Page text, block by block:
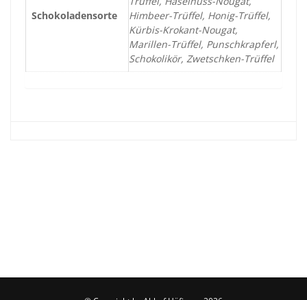
Schokoladensorte
Himbeer-Trüffel, Honig-Trüffel,
Kürbis-Krokant-Nougat,
Marillen-Trüffel, Punschkrapferl,
Schokolikör, Zwetschken-Trüffel